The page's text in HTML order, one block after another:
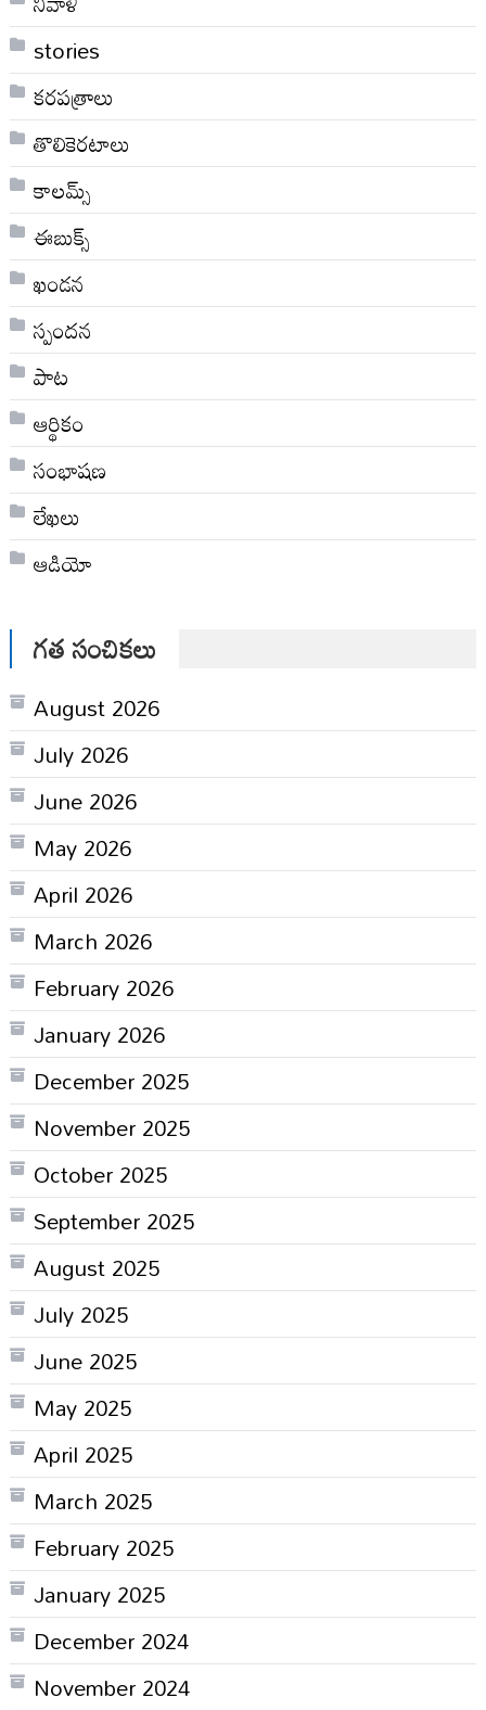
stories
కరపత్రాలు
తొలికెరటాలు
కాలమ్స్
ఈబుక్స్
ఖండన
స్పందన
పాట
ఆర్థికం
సంభాషణ
లేఖలు
ఆడియో
గత సంచికలు
August 2026
July 2026
June 2026
May 2026
April 2026
March 2026
February 2026
January 2026
December 2025
November 2025
October 2025
September 2025
August 2025
July 2025
June 2025
May 2025
April 2025
March 2025
February 2025
January 2025
December 2024
November 2024